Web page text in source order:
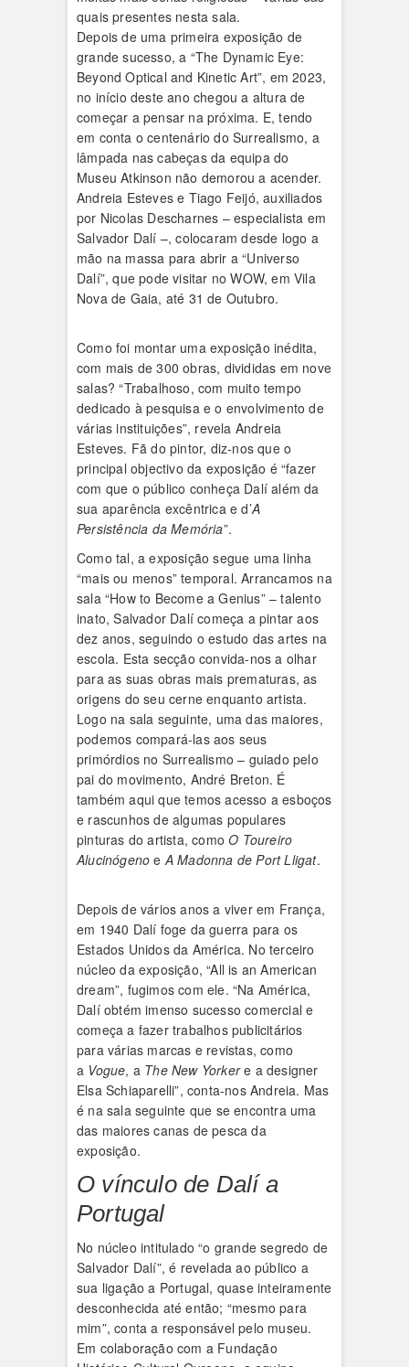
Depois de uma primeira exposição de
grande sucesso, a “The Dynamic Eye:
Beyond Optical and Kinetic Art”, em 2023,
no início deste ano chegou a altura de
começar a pensar na próxima. E, tendo
em conta o centenário do Surrealismo, a
lâmpada nas cabeças da equipa do
Museu Atkinson não demorou a acender.
Andreia Esteves e Tiago Feijó, auxiliados
por Nicolas Descharnes – especialista em
Salvador Dalí –, colocaram desde logo a
mão na massa para abrir a “Universo
Dalí”, que pode visitar no WOW, em Vila
Nova de Gaia, até 31 de Outubro.
Como foi montar uma exposição inédita,
com mais de 300 obras, divididas em nove
salas? “Trabalhoso, com muito tempo
dedicado à pesquisa e o envolvimento de
várias instituições”, revela Andreia
Esteves. Fã do pintor, diz-nos que o
principal objectivo da exposição é “fazer
com que o público conheça Dalí além da
sua aparência excêntrica e d’A
Persistência da Memória”.
Como tal, a exposição segue uma linha
“mais ou menos” temporal. Arrancamos na
sala “How to Become a Genius” – talento
inato, Salvador Dalí começa a pintar aos
dez anos, seguindo o estudo das artes na
escola. Esta secção convida-nos a olhar
para as suas obras mais prematuras, as
origens do seu cerne enquanto artista.
Logo na sala seguinte, uma das maiores,
podemos compará-las aos seus
primórdios no Surrealismo – guiado pelo
pai do movimento, André Breton. É
também aqui que temos acesso a esboços
e rascunhos de algumas populares
pinturas do artista, comoO Toureiro
Alucinógeno e A Madonna de Port Lligat.
Depois de vários anos a viver em França,
em 1940 Dalí foge da guerra para os
Estados Unidos da América. No terceiro
núcleo da exposição, “All is an American
dream”, fugimos com ele. “Na América,
Dalí obtém imenso sucesso comercial e
começa a fazer trabalhos publicitários
para várias marcas e revistas, como
a Vogue, a The New Yorkere a designer
Elsa Schiaparelli”, conta-nos Andreia. Mas
é na sala seguinte que se encontra uma
das maiores canas de pesca da
exposição.
O vínculo de Dalí a
Portugal
No núcleo intitulado “o grande segredo de
Salvador Dalí”, é revelada ao público a
sua ligação a Portugal, quase inteiramente
desconhecida até então; “mesmo para
mim”, conta a responsável pelo museu.
Em colaboração com a Fundação